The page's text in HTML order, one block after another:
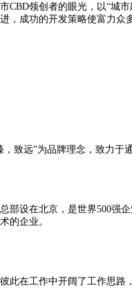
创者的眼光，以“城市建设+
，成功的开发策略使富力众
为品牌理念，致力于通过
在北京，是世界500强
企业。
在工作中开阔了工作思路